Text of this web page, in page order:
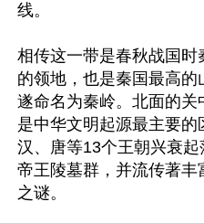
线。
相传这一带是春秋战国时
的领地，也是秦国最高的
遂命名为秦岭。北面的关
是中华文明起源最主要的
汉、唐等13个王朝兴衰
帝王陵墓群，并流传著
之谜。